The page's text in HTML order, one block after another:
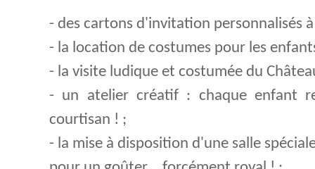
- des cartons d'invitation personnalisés
- la location de costumes pour les
- la visite ludique et costumée du
- un atelier créatif : chaque enfant
courtisan ! ;
- la mise à disposition d'une salle